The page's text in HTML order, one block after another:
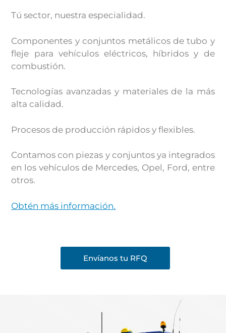
Tú sector, nuestra especialidad.
Componentes y conjuntos metálicos de tubo y
fleje para vehículos eléctricos, híbridos y de
combustión.
Tecnologías avanzadas y materiales de la más
alta calidad.
Procesos de producción rápidos y flexibles.
Contamos con piezas y conjuntos ya integrados
en los vehículos de Mercedes, Opel, Ford, entre
otros.
Obtén más información.
Envíanos tu RFQ